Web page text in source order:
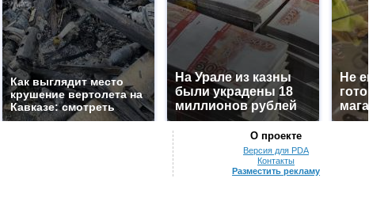
Как выглядит место
крушение вертолета на
Кавказе: смотреть
На Урале из казны
были украдены 18
миллионов рублей
Не
О проекте
Версия для PDA
Контакты
Разместить рекламу